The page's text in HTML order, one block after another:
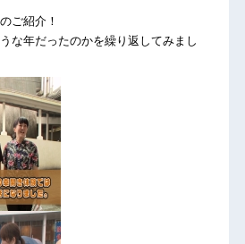
ご紹介！
な年だったのかを繰り返してみまし